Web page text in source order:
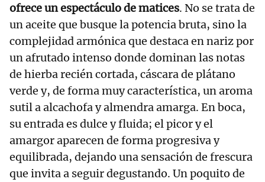
ofrece un espectáculo de matices. No se trata de
un aceite que busque la potencia bruta, sino la
complejidad armónica que destaca en nariz por
un afrutado intenso donde dominan las notas
de hierba recién cortada, cáscara de plátano
verde y, de forma muy característica, un aroma
sutil a alcachofa y almendra amarga. En boca,
su entrada es dulce y fluida; el picor y el
amargor aparecen de forma progresiva y
equilibrada, dejando una sensación de frescura
que invita a seguir degustando. Un poquito de